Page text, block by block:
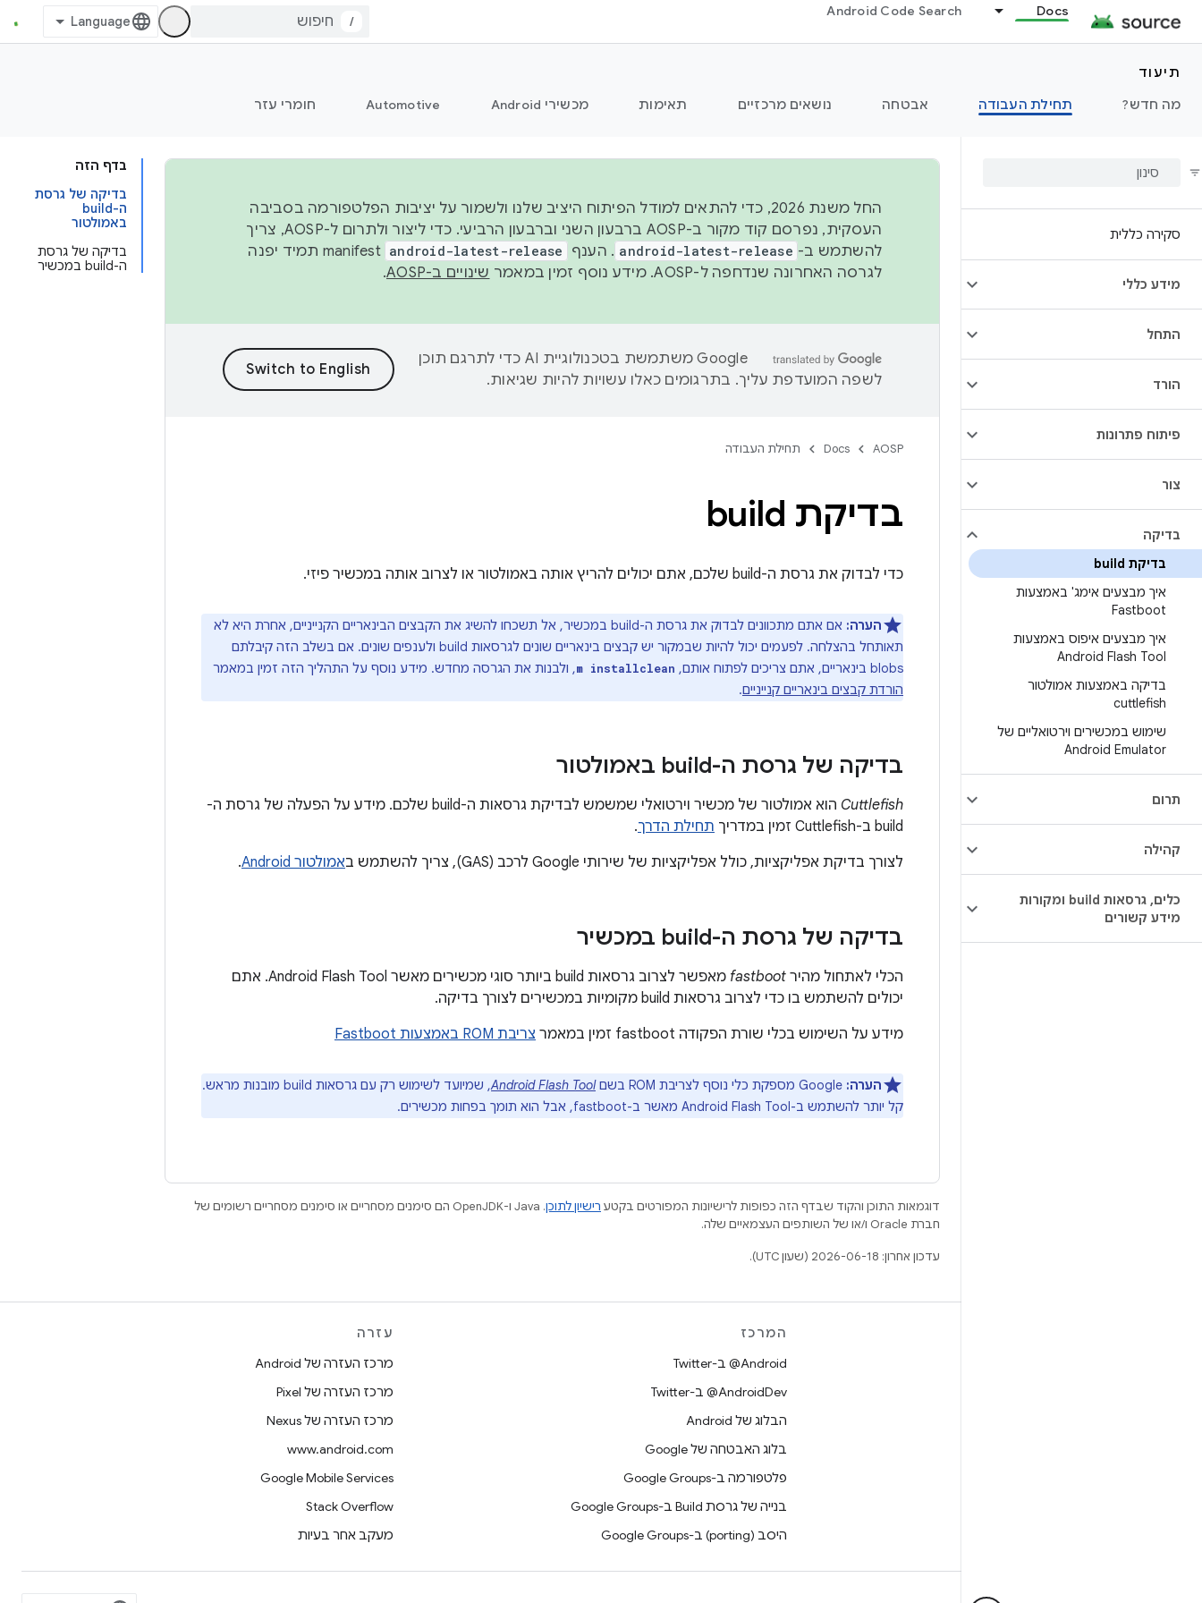
Docs
Android Code Search
/
תיעוד
מה חדש?
תחילת העבודה אבטחה נושאים מרכזיים תאימות מכשירי Android Automotive חומרי עזר
סקירה כללית
מידע כללי
התחל
הורד
פיתוח פתרונות
צור
בדיקה
בדיקת build
איך מבצעים אימג' באמצעות
Fastboot
איך מבצעים איפוס באמצעות
Android Flash Tool
בדיקה באמצעות אמולטור
cuttlefish
שימוש במכשירים וירטואליים של
Android Emulator
תרום
קהילה
כלים,
גרסאות build ומקורות
מידע קשורים
בדף הזה
בדיקה של גרסת
ה-build
באמולטור
בדיקה של גרסת
ה-build במכשיר
החל משנת 2026, כדי להתאים למודל הפיתוח היציב שלנו ולשמור על יציבות הפלטפורמה בסביבה
העסקית, נפרסם קוד מקור ב-AOSP ברבעון השני וברבעון הרביעי. כדי ליצור ולתרום ל-AOSP, צריך
להשתמש ב- android-latest-release . הענף android-latest-release
manifest תמיד יפנה
לגרסה האחרונה שנדחפה ל-AOSP. מידע נוסף זמין במאמר
שינויים ב-AOSP .
‫Google משתמשת בטכנולוגיית AI כדי לתרגם תוכן
לשפה המועדפת עליך. בתרגומים כאלו עשויות להיות שגיאות.
AOSP
Docs תחילת העבודה
בדיקת build
כדי לבדוק את גרסת ה-build שלכם, אתם יכולים להריץ אותה באמולטור או לצרוב אותה במכשיר פיזי.
הערה:
אם אתם מתכוונים לבדוק את גרסת ה-build במכשיר, אל תשכחו להשיג את הקבצים הבינאריים הקנייניים, אחרת היא לא
תאותחל בהצלחה. לפעמים יכול להיות שבמקור יש קבצים בינאריים שונים לגרסאות build ולענפים שונים. אם בשלב הזה קיבלתם
blobs בינאריים, אתם צריכים לפתוח אותם,
m installclean, ולבנות את הגרסה מחדש. מידע נוסף על התהליך הזה זמין במאמר
הורדת קבצים בינאריים קנייניים.
בדיקה של גרסת ה-build באמולטור
Cuttlefish
הוא אמולטור של מכשיר וירטואלי שמשמש לבדיקת גרסאות ה-build שלכם. מידע על הפעלה של גרסת ה-
build ב-Cuttlefish זמין במדריך
תחילת הדרך.
לצורך בדיקת אפליקציות, כולל אפליקציות של שירותי Google לרכב (GAS), צריך להשתמש ב
אמולטור Android .
בדיקה של גרסת ה-build במכשיר
הכלי לאתחול מהיר fastboot
מאפשר לצרוב גרסאות build ביותר סוגי מכשירים מאשר Android Flash Tool. אתם
יכולים להשתמש בו כדי לצרוב גרסאות build מקומיות במכשירים לצורך בדיקה.
מידע על השימוש בכלי שורת הפקודה fastboot זמין במאמר
צריבת ROM באמצעות Fastboot
הערה: Android Flash Tool
, שמיועד לשימוש רק עם גרסאות build מובנות מראש.
קל יותר להשתמש ב-Android Flash Tool מאשר ב-fastboot, אבל הוא תומך בפחות מכשירים.
דוגמאות התוכן והקוד שבדף הזה כפופות לרישיונות המפורטים בקטע רישיון לתוכן
.‏ Java ו-OpenJDK הם סימנים מסחריים או סימנים מסחריים רשומים של
חברת Oracle ו/או של השותפים העצמאיים שלה.
עדכון אחרון: 2026-06-18 (שעון UTC).
המרכז
‎@Android ב-Twitter
‎@AndroidDev ב-Twitter
הבלוג של Android
בלוג האבטחה של Google
פלטפורמה ב-Google Groups
בנייה של גרסת Build ב-Google Groups
היסב (porting) ב-Google Groups
עזרה
מרכז העזרה של Android
מרכז העזרה של Pixel
מרכז העזרה של Nexus
www.android.com
Google Mobile Services
Stack Overflow
מעקב אחר בעיות